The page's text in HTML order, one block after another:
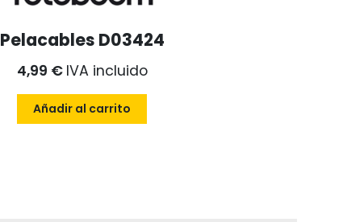
Pelacables D03424
4,99 € IVA incluido
Añadir al carrito